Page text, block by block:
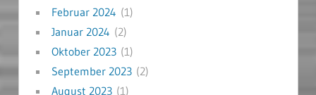
Februar 2024 (1)
Januar 2024 (2)
Oktober 2023(1)
September 2023(2)
August 2023(1)